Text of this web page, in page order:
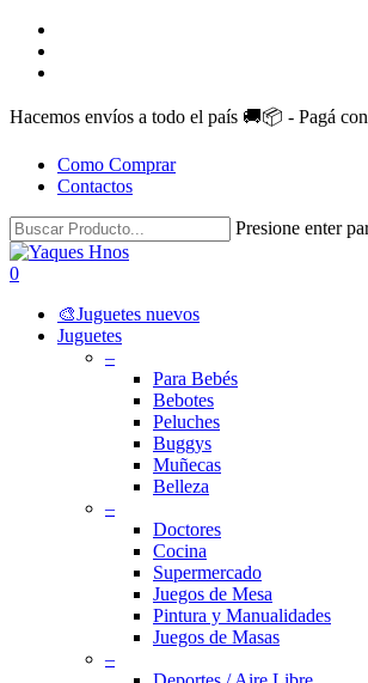
Skip
main
Hacemos envíos a todo el país 🚚📦 - Pagá
Como Comprar
Contactos
Presione enter
Close
Search
search
account
0
🎨Juguetes nuevos
Juguetes
–
Para Bebés
Bebotes
Peluches
Buggys
Muñecas
Belleza
–
Doctores
Cocina
Supermercado
Juegos de Mesa
Pintura y Manualidades
Juegos de Masas
–